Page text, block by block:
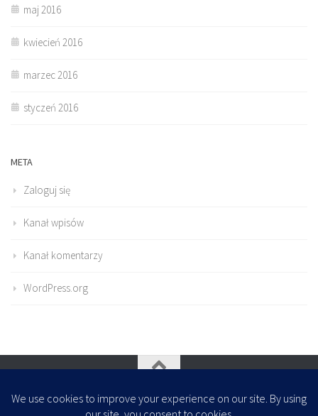
maj 2016
kwiecień 2016
marzec 2016
styczeń 2016
META
Zaloguj się
Kanał wpisów
Kanał komentarzy
WordPress.org